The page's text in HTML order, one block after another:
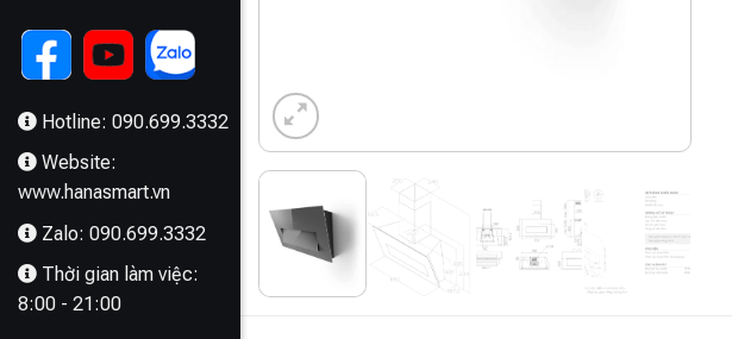
Hotline: 090.699.3332
Website:
www.hanasmart.vn
Zalo: 090.699.3332
Thời gian làm việc:
8:00 - 21:00